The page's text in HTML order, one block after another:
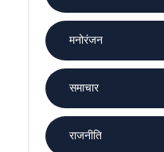
मनोरंजन
समाचार
राजनीति